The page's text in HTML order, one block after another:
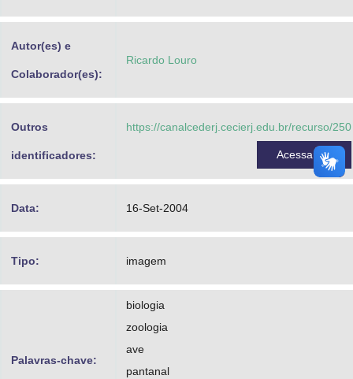
Advocacia-Geral da União
Banco Central do Brasil
Autor(es) e
Colaborador(es):
Ricardo Louro
Outros
identificadores:
https://canalcederj.cecierj.edu.br/recurso/250
Acessar
Data: 16-Set-2004
Tipo: imagem
Palavras-chave:
biologia
zoologia
ave
pantanal